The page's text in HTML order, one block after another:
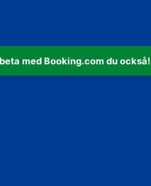
med Booking.com du också!